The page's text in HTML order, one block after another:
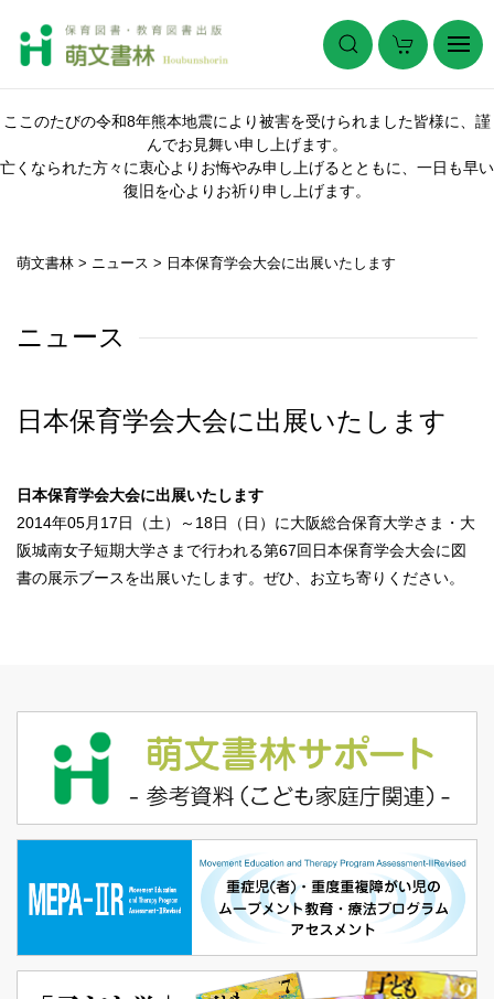
ここのたびの令和8年熊本地震により被害を受けられました皆様に、謹
んでお見舞い申し上げます。
亡くなられた方々に衷心よりお悔やみ申し上げるとともに、一日も早い
復旧を心よりお祈り申し上げます。
萌文書林 > ニュース > 日本保育学会大会に出展いたします
ニュース
日本保育学会大会に出展いたします
日本保育学会大会に出展いたします
2014年05月17日（土）～18日（日）に大阪総合保育大学さま・大
阪城南女子短期大学さまで行われる第67回日本保育学会大会に図
書の展示ブースを出展いたします。ぜひ、お立ち寄りください。